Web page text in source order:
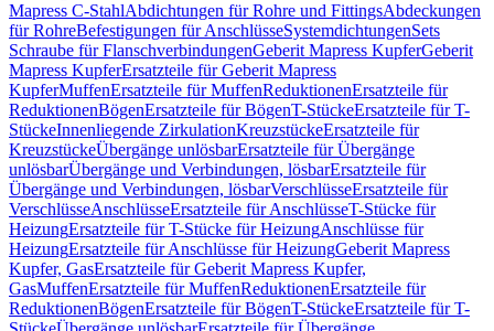
Mapress C-StahlAbdichtungen für Rohre und FittingsAbdeckungen
für RohreBefestigungen für AnschlüsseSystemdichtungenSets
Schraube für FlanschverbindungenGeberit Mapress KupferGeberit
Mapress KupferErsatzteile für Geberit Mapress
KupferMuffenErsatzteile für MuffenReduktionenErsatzteile für
ReduktionenBögenErsatzteile für BögenT-StückeErsatzteile für T-
StückeInnenliegende ZirkulationKreuzstückeErsatzteile für
KreuzstückeÜbergänge unlösbarErsatzteile für Übergänge
unlösbarÜbergänge und Verbindungen, lösbarErsatzteile für
Übergänge und Verbindungen, lösbarVerschlüsseErsatzteile für
VerschlüsseAnschlüsseErsatzteile für AnschlüsseT-Stücke für
HeizungErsatzteile für T-Stücke für HeizungAnschlüsse für
HeizungErsatzteile für Anschlüsse für HeizungGeberit Mapress
Kupfer, GasErsatzteile für Geberit Mapress Kupfer,
GasMuffenErsatzteile für MuffenReduktionenErsatzteile für
ReduktionenBögenErsatzteile für BögenT-StückeErsatzteile für T-